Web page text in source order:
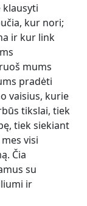
klausyti
kur nori;
ir kur link
mums
pradėti
vaisius, kurie
tikslai, tiek
tiek siekiant
visi
Čia
su
ir